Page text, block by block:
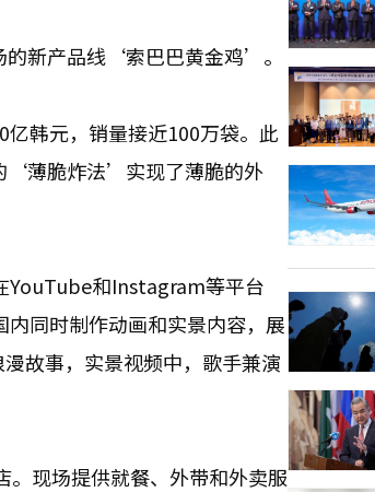
的新产品线‘索巴巴黄金鸡’。
韩元，销量接近100万袋。此
‘薄脆炸法’实现了薄脆的外
YouTube和Instagram等平台
同时制作动画和实景内容，展
故事，实景视频中，歌手兼演
现场提供就餐、外带和外卖服